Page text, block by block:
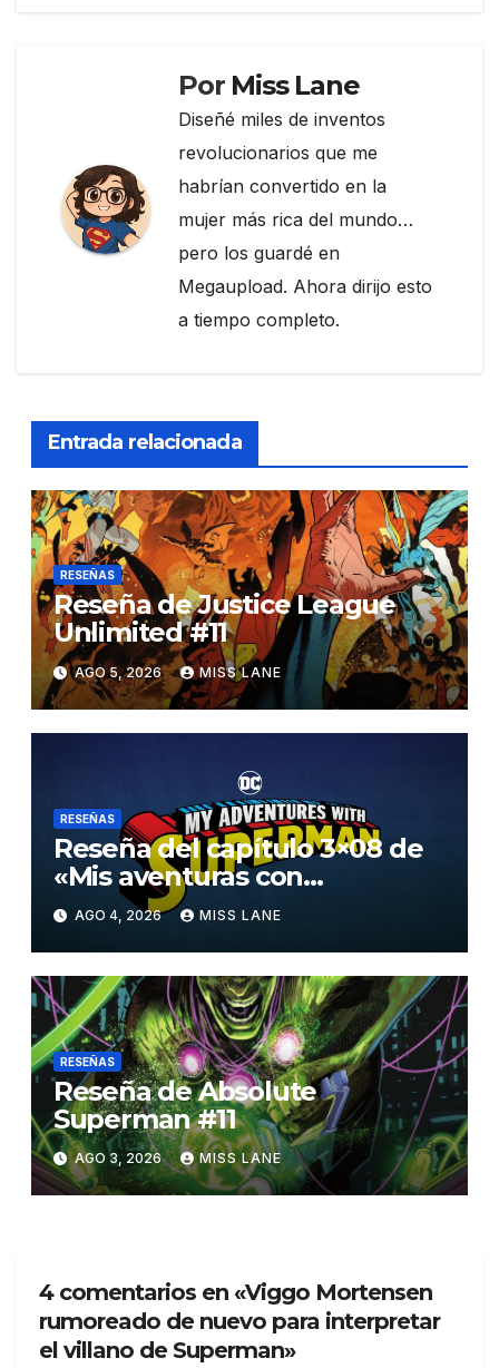
Por Miss Lane
Diseñé miles de inventos
revolucionarios que me
habrían convertido en la
mujer más rica del mundo…
pero los guardé en
Megaupload. Ahora dirijo esto
a tiempo completo.
Entrada relacionada
RESEÑAS
Reseña de Justice League
Unlimited #11
AGO 5, 2026 MISS LANE
RESEÑAS
Reseña del capítulo 3×08 de
«Mis aventuras con
Superman»
AGO 4, 2026 MISS LANE
RESEÑAS
Reseña de Absolute
Superman #11
AGO 3, 2026 MISS LANE
4 comentarios en «Viggo Mortensen
rumoreado de nuevo para interpretar
el villano de Superman»